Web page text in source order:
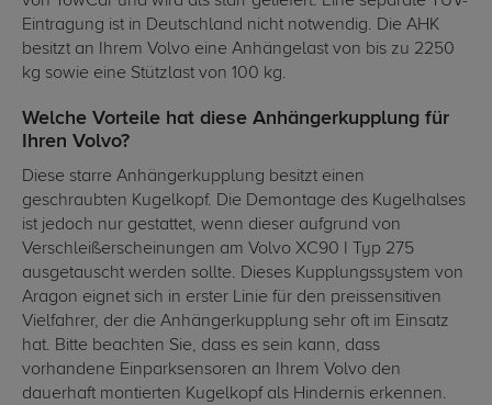
Eintragung ist in Deutschland nicht notwendig. Die AHK
besitzt an Ihrem Volvo eine Anhängelast von bis zu 2250
kg sowie eine Stützlast von 100 kg.
Welche Vorteile hat diese Anhängerkupplung für
Ihren Volvo?
Diese starre Anhängerkupplung besitzt einen
geschraubten Kugelkopf. Die Demontage des Kugelhalses
ist jedoch nur gestattet, wenn dieser aufgrund von
Verschleißerscheinungen am Volvo XC90 I Typ 275
ausgetauscht werden sollte. Dieses Kupplungssystem von
Aragon eignet sich in erster Linie für den preissensitiven
Vielfahrer, der die Anhängerkupplung sehr oft im Einsatz
hat. Bitte beachten Sie, dass es sein kann, dass
vorhandene Einparksensoren an Ihrem Volvo den
dauerhaft montierten Kugelkopf als Hindernis erkennen.